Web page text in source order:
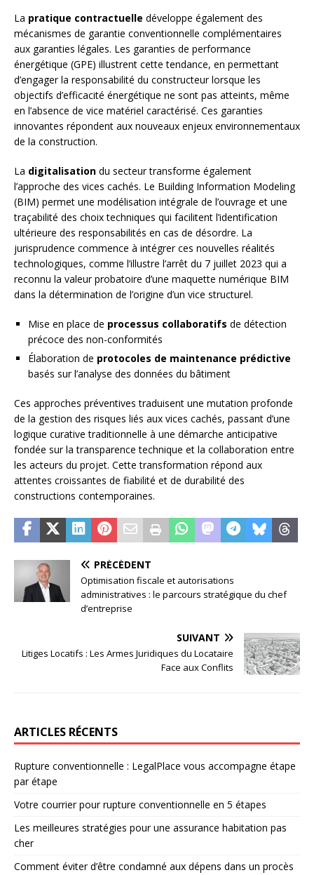
La pratique contractuelle développe également des
mécanismes de garantie conventionnelle complémentaires
aux garanties légales. Les garanties de performance
énergétique (GPE) illustrent cette tendance, en permettant
d’engager la responsabilité du constructeur lorsque les
objectifs d’efficacité énergétique ne sont pas atteints, même
en l’absence de vice matériel caractérisé. Ces garanties
innovantes répondent aux nouveaux enjeux environnementaux
de la construction.
La digitalisation du secteur transforme également
l’approche des vices cachés. Le Building Information Modeling
(BIM) permet une modélisation intégrale de l’ouvrage et une
traçabilité des choix techniques qui facilitent l’identification
ultérieure des responsabilités en cas de désordre. La
jurisprudence commence à intégrer ces nouvelles réalités
technologiques, comme l’illustre l’arrêt du 7 juillet 2023 qui a
reconnu la valeur probatoire d’une maquette numérique BIM
dans la détermination de l’origine d’un vice structurel.
Mise en place de processus collaboratifs de détection
précoce des non-conformités
Élaboration de protocoles de maintenance prédictive
basés sur l’analyse des données du bâtiment
Ces approches préventives traduisent une mutation profonde
de la gestion des risques liés aux vices cachés, passant d’une
logique curative traditionnelle à une démarche anticipative
fondée sur la transparence technique et la collaboration entre
les acteurs du projet. Cette transformation répond aux
attentes croissantes de fiabilité et de durabilité des
constructions contemporaines.
PRÉCÉDENT
Optimisation fiscale et autorisations
administratives : le parcours stratégique du chef
d’entreprise
SUIVANT
Litiges Locatifs : Les Armes Juridiques du Locataire
Face aux Conflits
ARTICLES RÉCENTS
Rupture conventionnelle : LegalPlace vous accompagne étape
par étape
Votre courrier pour rupture conventionnelle en 5 étapes
Les meilleures stratégies pour une assurance habitation pas
cher
Comment éviter d’être condamné aux dépens dans un procès